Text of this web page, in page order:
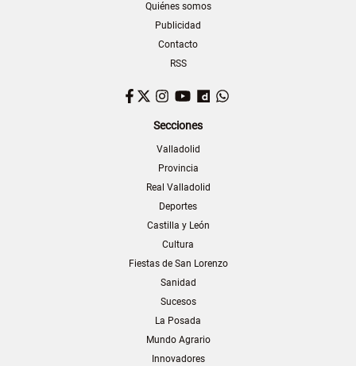
Quiénes somos
Publicidad
Contacto
RSS
Facebook
TwitterInstagram
YouTubeDailymotion
Secciones
Valladolid
Provincia
Real Valladolid
Deportes
Castilla y León
Cultura
Fiestas de San Lorenzo
Sanidad
Sucesos
La Posada
Mundo Agrario
Innovadores